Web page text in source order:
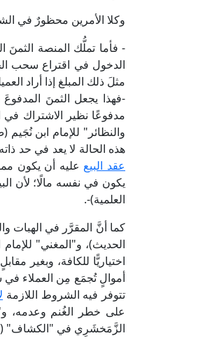
وكلا الأمرين محظورٌ في
- فأما تملُّك المنصة
الدخول في اقتراع سحب
مثلَ ذلك المبلغ إذا أراد
-فهذا يجعل الثمنَ
مدفوعًا نظير الاشتراك في
هذه الحالة لا يعد في حد
عقد البيع
العلمية)-.
اختياريًّا للكافة، وبغير
أموالٍ تُجمَع مِن العملاء
تتوفر فيه الشروط اللازمة
على خطر الغُنم وعدمه،
الزَّمَخشَرِي في "الكشاف" (1/ 262، ط. دار الكتاب العربي).